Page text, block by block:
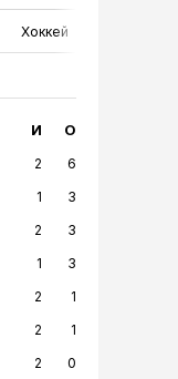
Хоккей
И О
2
6
1
3
2
3
1
3
2
1
2
1
2 0